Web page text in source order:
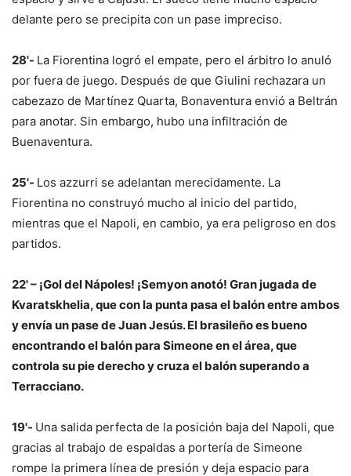
delante pero se precipita con un pase impreciso.
28'- La Fiorentina logró el empate, pero el árbitro lo anuló
por fuera de juego. Después de que Giulini rechazara un
cabezazo de Martínez Quarta, Bonaventura envió a Beltrán
para anotar. Sin embargo, hubo una infiltración de
Buenaventura.
25'- Los azzurri se adelantan merecidamente. La
Fiorentina no construyó mucho al inicio del partido,
mientras que el Napoli, en cambio, ya era peligroso en dos
partidos.
22' – ¡Gol del Nápoles! ¡Semyon anotó! Gran jugada de
Kvaratskhelia, que con la punta pasa el balón entre ambos
y envía un pase de Juan Jesús. El brasileño es bueno
encontrando el balón para Simeone en el área, que
controla su pie derecho y cruza el balón superando a
Terracciano.
19'- Una salida perfecta de la posición baja del Napoli, que
gracias al trabajo de espaldas a portería de Simeone
rompe la primera línea de presión y deja espacio para